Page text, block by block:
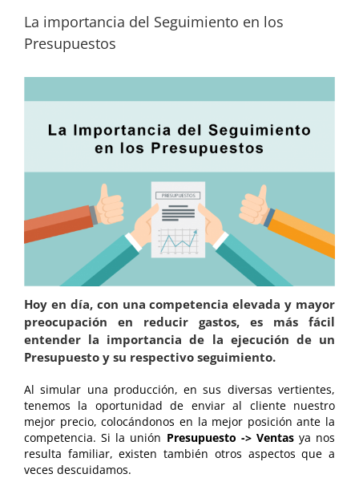
La importancia del Seguimiento en los
Presupuestos
Hoy en día, con una competencia elevada y mayor
preocupación en reducir gastos, es más fácil
entender la importancia de la ejecución de un
Presupuesto y su respectivo seguimiento.
Al simular una producción, en sus diversas vertientes,
tenemos la oportunidad de enviar al cliente nuestro
mejor precio, colocándonos en la mejor posición ante la
competencia. Si la unión Presupuesto -> Ventas ya nos
resulta familiar, existen también otros aspectos que a
veces descuidamos.